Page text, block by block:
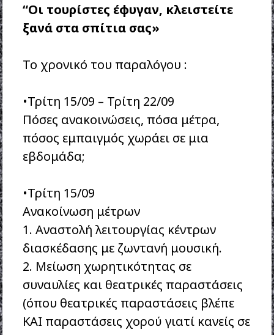
“Οι τουρίστες έφυγαν, κλειστείτε
ξανά στα σπίτια σας»
Το χρονικό του παραλόγου :
•Τρίτη 15/09 – Τρίτη 22/09
Πόσες ανακοινώσεις, πόσα μέτρα,
πόσος εμπαιγμός χωράει σε μια
εβδομάδα;
•Τρίτη 15/09
Ανακοίνωση μέτρων
1. Αναστολή λειτουργίας κέντρων
διασκέδασης με ζωντανή μουσική.
2. Μείωση χωρητικότητας σε
συναυλίες και θεατρικές παραστάσεις
(όπου θεατρικές παραστάσεις βλέπε
ΚΑΙ παραστάσεις χορού γιατί κανείς σε